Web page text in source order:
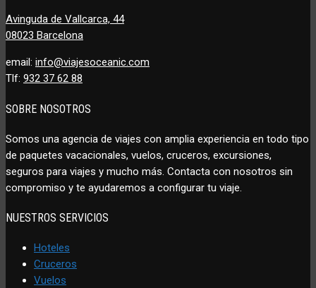
Avinguda de Vallcarca, 44
08023 Barcelona
email: info@viajesoceanic.com
Tlf: 932 37 62 88
SOBRE NOSOTROS
Somos una agencia de viajes con amplia experiencia en todo tipo
de paquetes vacacionales, vuelos, cruceros, excursiones,
seguros para viajes y mucho más. Contacta con nosotros sin
compromiso y te ayudaremos a configurar tu viaje.
NUESTROS SERVICIOS
Hoteles
Cruceros
Vuelos